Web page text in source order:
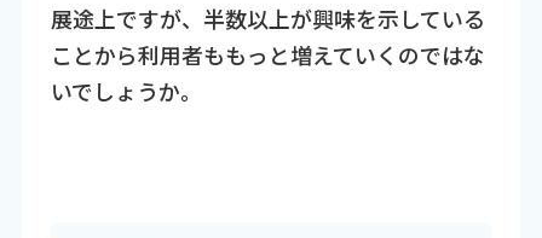
展途上ですが、半数以上が興味を示している
ことから利用者ももっと増えていくのではな
いでしょうか。